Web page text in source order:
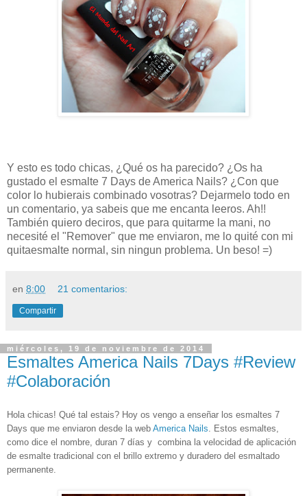
Y esto es todo chicas, ¿Qué os ha parecido? ¿Os ha
gustado el esmalte 7 Days de America Nails? ¿Con que
color lo hubierais combinado vosotras? Dejarmelo todo en
un comentario, ya sabeis que me encanta leeros. Ah!!
También quiero deciros, que para quitarme la mani, no
necesité el "Remover" que me enviaron, me lo quité con mi
quitaesmalte normal, sin ningun problema. Un beso! =)
en 8:00 21 comentarios:
Compartir
miércoles, 19 de noviembre de 2014
Esmaltes America Nails 7Days #Review
#Colaboración
Hola chicas! Qué tal estais? Hoy os vengo a enseñar los esmaltes 7
Days que me enviaron desde la web America Nails . Estos esmaltes,
como dice el nombre, duran 7 días y combina la velocidad de aplicación
de esmalte tradicional con el brillo extremo y duradero del esmaltado
permanente.